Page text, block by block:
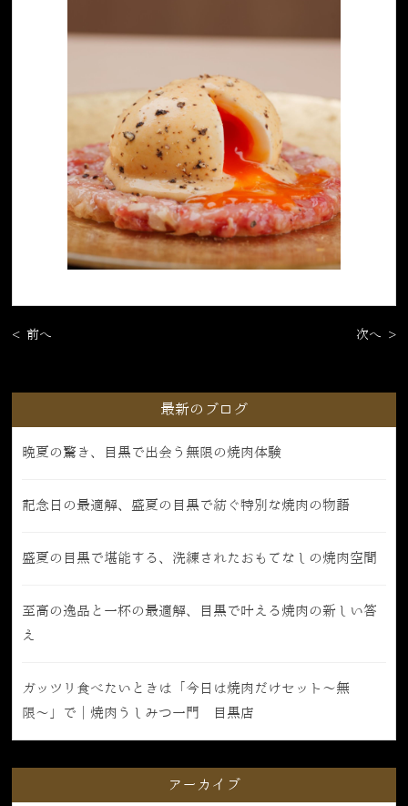
< 前へ 次へ >
最新のブログ
晩夏の驚き、目黒で出会う無限の焼肉体験
記念日の最適解、盛夏の目黒で紡ぐ特別な焼肉の物語
盛夏の目黒で堪能する、洗練されたおもてなしの焼肉空間
至高の逸品と一杯の最適解、目黒で叶える焼肉の新しい答
え
ガッツリ食べたいときは「今日は焼肉だけセット〜無
限〜」で｜焼肉うしみつ一門 目黒店
アーカイブ